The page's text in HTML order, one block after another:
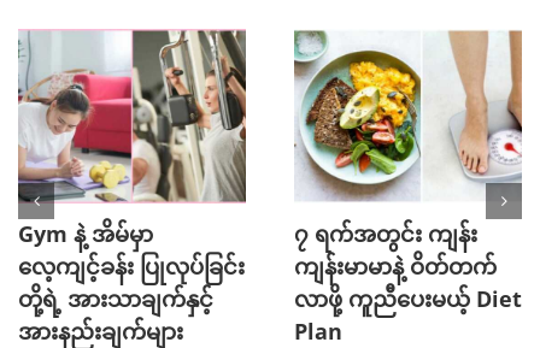
Gym နဲ့ အိမ်မှာ
လေ့ကျင့်ခန်း ပြုလုပ်ခြင်း
တို့ရဲ့ အားသာချက်နှင့်
အားနည်းချက်များ
၇ ရက်အတွင်း ကျန်း
ကျန်းမာမာနဲ့ ဝိတ်တက်
လာဖို့ ကူညီပေးမယ့် Diet
Plan